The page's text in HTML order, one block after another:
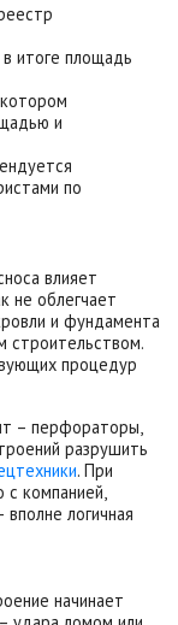
итоге площадь
и
по
влияет
не облегчает
и фундамента
строительством.
процедур
– перфораторы,
разрушить
. При
компанией,
логичная
начинает